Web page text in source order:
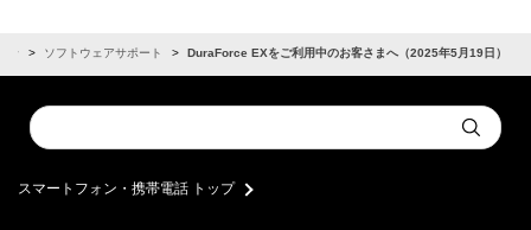
せ ソフトウェアサポート DuraForce EXをご利用中のお客さまへ（2025年5月19日）
Conduct
a
Submit
スマートフォン・携帯電話 トップ